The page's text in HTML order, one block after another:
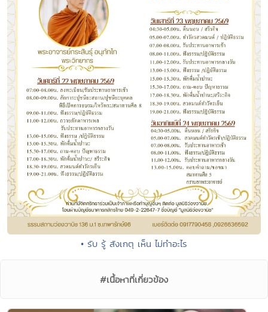
• รับ รู้ สังเกตุ เห็น ไม่ทำอะไร
#เนื้อหาที่เกี่ยวข้อง